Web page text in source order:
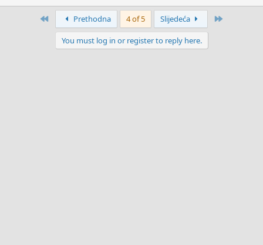
First Prethodna 4 of 5 Slijedeća
You must log in or register to reply here.